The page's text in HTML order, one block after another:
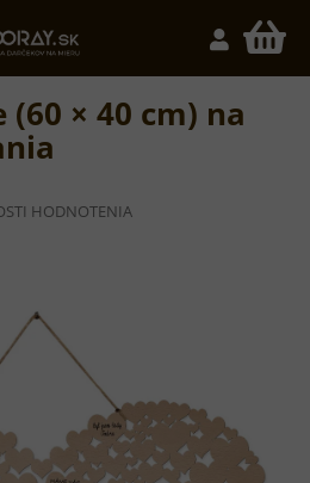
(60 × 40 cm) na
HODNOTENIA